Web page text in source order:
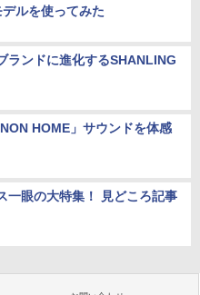
ルを使ってみた
ランドに進化するSHANLING
HOME」サウンドを体感
一眼の大特集！ 見どころ記事